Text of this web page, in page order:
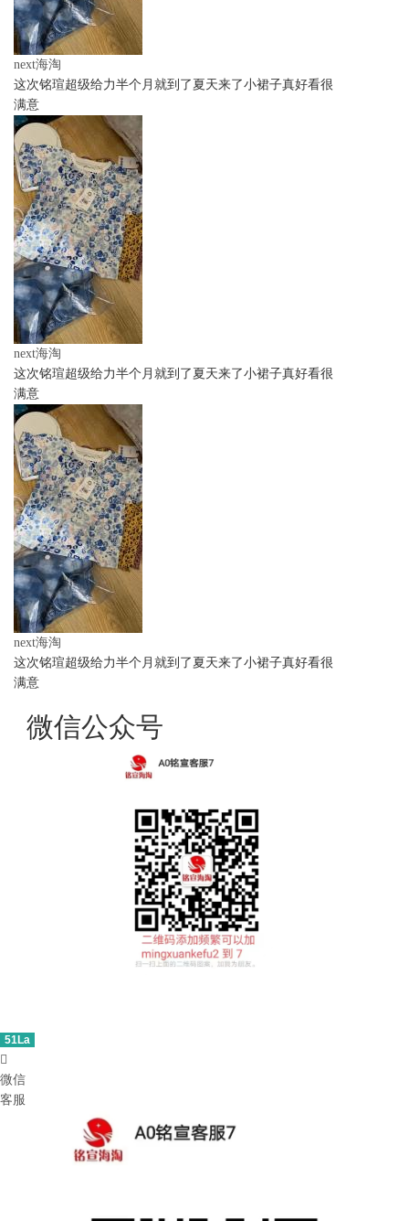
next海淘
这次铭瑄超级给力半个月就到了夏天来了小裙子真好看很
满意
next海淘
这次铭瑄超级给力半个月就到了夏天来了小裙子真好看很
满意
next海淘
这次铭瑄超级给力半个月就到了夏天来了小裙子真好看很
满意
微信公众号
51La

微信
客服